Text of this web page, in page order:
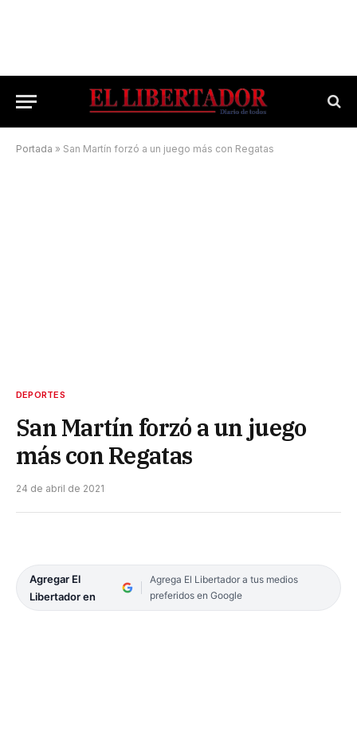
Portada » San Martín forzó a un juego más con Regatas
DEPORTES
San Martín forzó a un juego
más con Regatas
24 de abril de 2021
Agregar El
Libertador en
Agrega El Libertador a tus medios
preferidos en Google